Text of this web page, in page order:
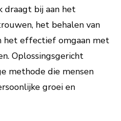
draagt bij aan het
het behalen van
het effectief omgaan met
Oplossingsgericht
methode die mensen
groei en